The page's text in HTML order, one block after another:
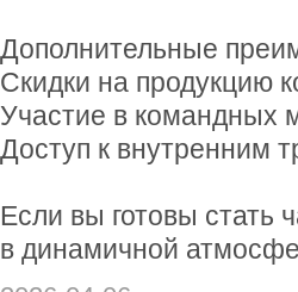
Дополнительные
Скидки на продукцию
Участие в командных
Доступ к внутренним
Если вы готовы стать
в динамичной